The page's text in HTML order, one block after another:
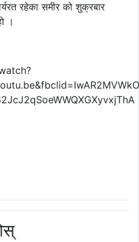
रहेका समीर को शुक्रबार
।